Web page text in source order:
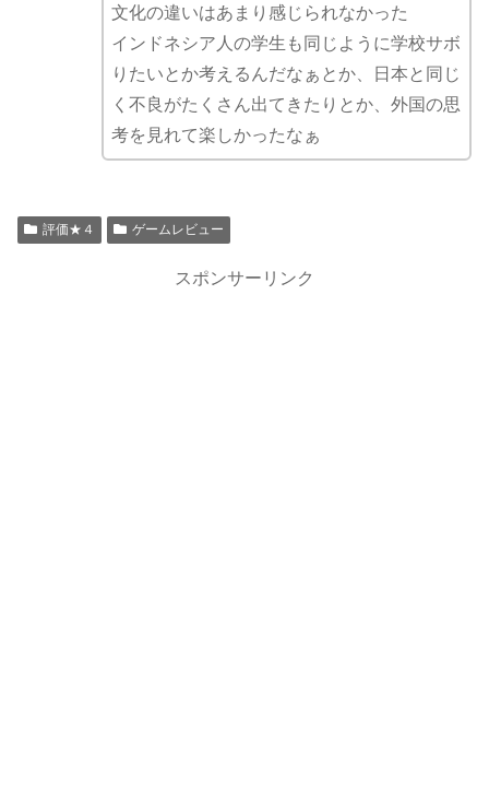
文化の違いはあまり感じられなかった
インドネシア人の学生も同じように学校サボ
りたいとか考えるんだなぁとか、日本と同じ
く不良がたくさん出てきたりとか、外国の思
考を見れて楽しかったなぁ
評価★４ ゲームレビュー
スポンサーリンク